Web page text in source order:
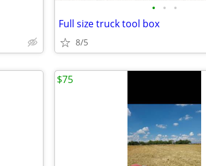
• • •
Full size truck tool box
8/5
$75